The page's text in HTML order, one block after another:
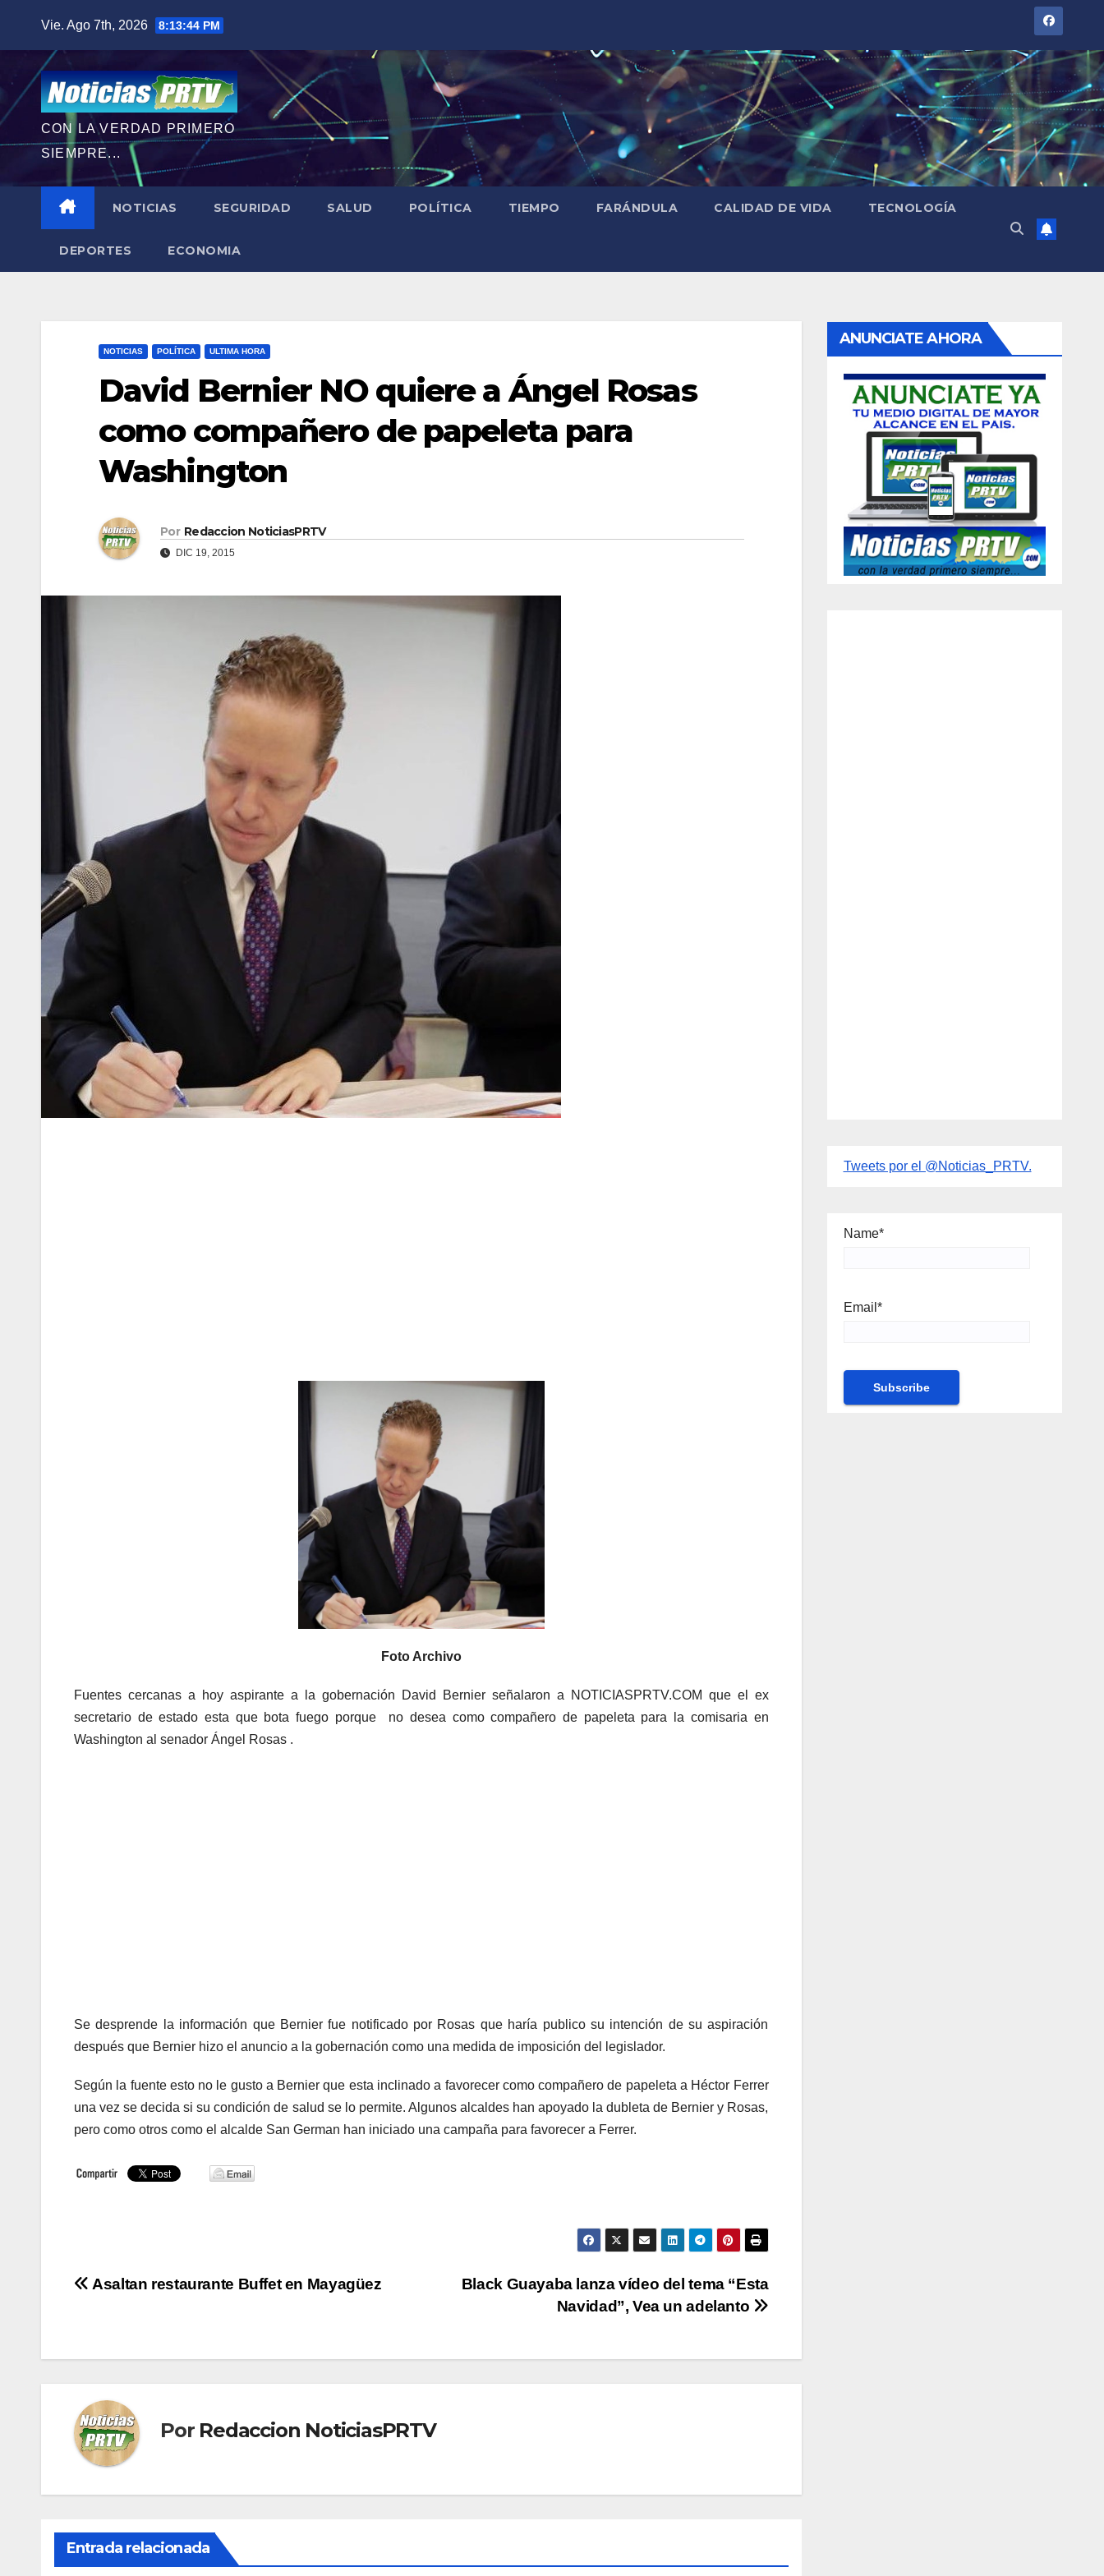
contenido
Vie. Ago 7th, 2026 8:13:45 PM
CON LA VERDAD PRIMERO
SIEMPRE...
NOTICIAS SEGURIDAD SALUD POLÍTICA TIEMPO FARÁNDULA CALIDAD DE VIDA TECNOLOGÍA
DEPORTES ECONOMIA
NOTICIAS POLÍTICA ULTIMA HORA
David Bernier NO quiere a Ángel Rosas
como compañero de papeleta para
Washington
Por Redaccion NoticiasPRTV
DIC 19, 2015
Foto Archivo
Fuentes cercanas a hoy aspirante a la gobernación David Bernier señalaron a NOTICIASPRTV.COM que el ex
secretario de estado esta que bota fuego porque no desea como compañero de papeleta para la comisaria en
Washington al senador Ángel Rosas .
Se desprende la información que Bernier fue notificado por Rosas que haría publico su intención de su aspiración
después que Bernier hizo el anuncio a la gobernación como una medida de imposición del legislador.
Según la fuente esto no le gusto a Bernier que esta inclinado a favorecer como compañero de papeleta a Héctor Ferrer
una vez se decida si su condición de salud se lo permite. Algunos alcaldes han apoyado la dubleta de Bernier y Rosas,
pero como otros como el alcalde San German han iniciado una campaña para favorecer a Ferrer.
Navegación
entradas
Black Guayaba lanza vídeo del tema “Esta
Navidad”, Vea un adelanto
Asaltan restaurante Buffet en Mayagüez
Por Redaccion NoticiasPRTV
Entrada relacionada
ANUNCIATE AHORA
Tweets por el @Noticias_PRTV.
Name*
Email*